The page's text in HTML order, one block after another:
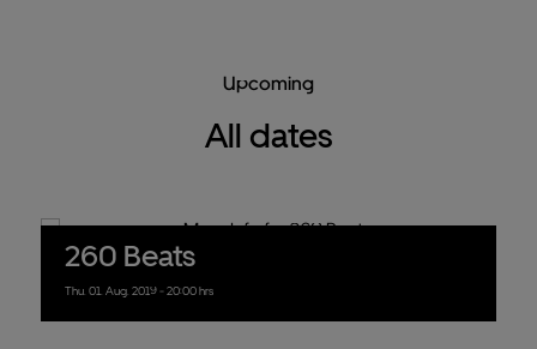
Upcoming
All dates
260 Beats
Thu. 01. Aug. 2019- 20:00 hrs